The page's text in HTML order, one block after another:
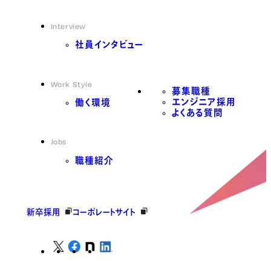
Interview
社員インタビュー
Work Style
働く環境
Jobs
職種紹介
募集職種
エンジニア採用
よくある質問
新卒採用 コーポレートサイト